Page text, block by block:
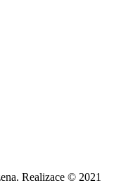
Realizace © 2021